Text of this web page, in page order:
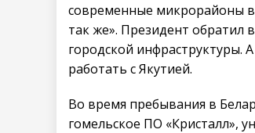
современные микрорайоны
так же». Президент обратил
городской инфраструктуры.
работать с Якутией.
Во время пребывания в
гомельское ПО «Кристалл»,